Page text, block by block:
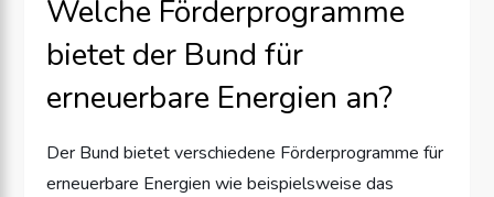
Welche Förderprogramme
bietet der Bund für
erneuerbare Energien an?
Der Bund bietet verschiedene Förderprogramme für
erneuerbare Energien wie beispielsweise das